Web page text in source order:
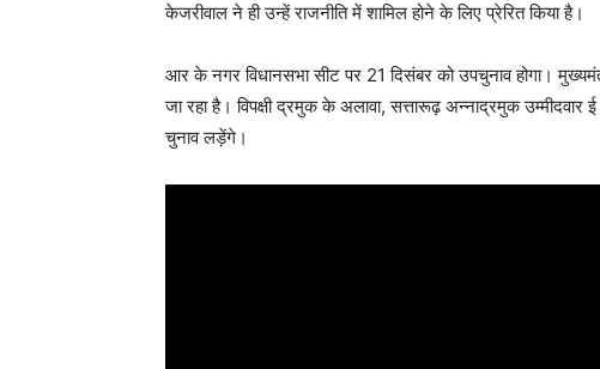
केजरीवाल ने ही उन्हें राजनीति में शामिल होने के लिए प्रेरित किया है।
आर के नगर विधानसभा सीट पर 21 दिसंबर को उपचुनाव होगा।
जा रहा है। विपक्षी द्रमुक के अलावा, सत्तारूढ़ अन्नाद्रमुक उम्मीदवार
चुनाव लड़ेंगे।